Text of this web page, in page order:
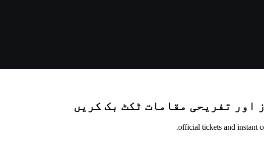
اور تفریحی مقامات ٹکٹ بک کریں